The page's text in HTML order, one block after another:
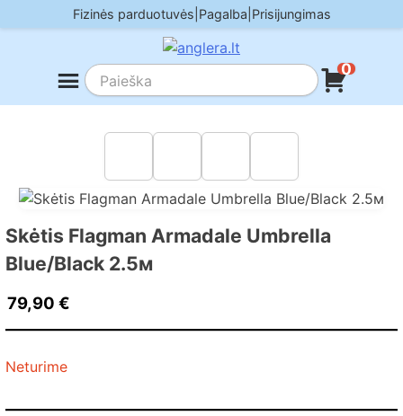
to
Fizinės parduotuvės Pagalba Prisijungimas
0
Skėtis Flagman Armadale Umbrella
Blue/Black 2.5м
79,90 €
Neturime